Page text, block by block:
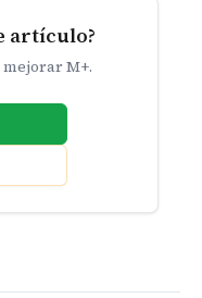
artículo?
M+.